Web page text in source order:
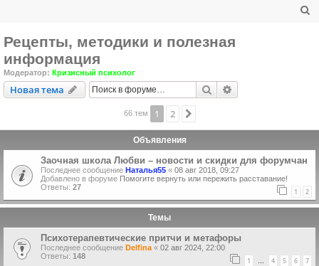
Рецепты, методики и полезная
информация
Модератор: Кризисный психолог
Новая тема
Новаятема Поиск
66 тем 1 2
Объявления
Заочная школа Любви – новости и скидки для форумчан
Последнее сообщение Наталья55 « 08 авг 2018, 09:27
Добавлено в форуме Помогите вернуть или пережить расставание!
Ответы: 27 1 2
Темы
Психотерапевтические притчи и метафоры
Последнее сообщение Delfina « 02 авг 2024, 22:00
Ответы: 148 1 4 5 6 7